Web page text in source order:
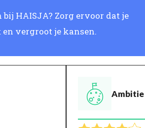
bij HAISJA? Zorg ervoor dat je
vergroot je kansen.
Ambitie